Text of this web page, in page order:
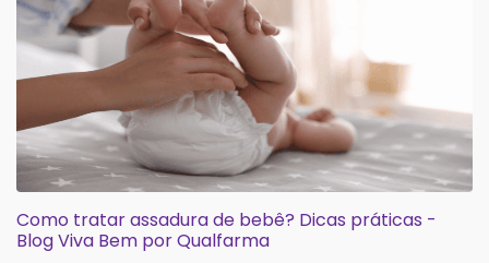
Como tratar assadura de bebê? Dicas práticas -
Blog Viva Bem por Qualfarma